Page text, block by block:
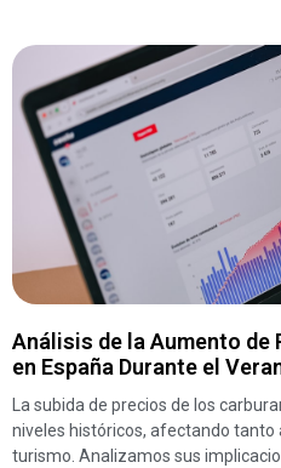
Análisis de la Aumento de
en España Durante el
La subida de precios de los
niveles históricos, afectando tanto
turismo. Analizamos sus